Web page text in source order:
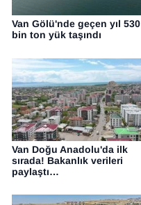
Van Gölü'nde geçen yıl 530
bin ton yük taşındı
Van Doğu Anadolu'da ilk
sırada! Bakanlık verileri
paylaştı…